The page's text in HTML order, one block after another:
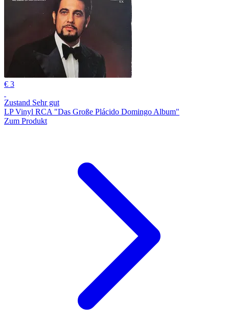
€ 3
Zustand Sehr gut
LP Vinyl RCA "Das Große Plácido Domingo Album"
Zum Produkt